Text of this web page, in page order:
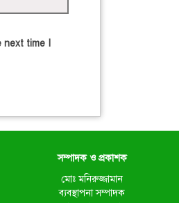
time I
সম্পাদক ও প্রকাশক
মোঃ মনিরুজ্জামান
ব্যবস্থাপনা সম্পাদক